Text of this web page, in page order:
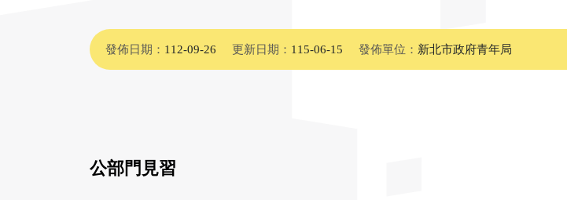
發佈日期： 112-09-26 更新日期： 115-06-15 發佈單位： 新北市政府青年局
公部門見習